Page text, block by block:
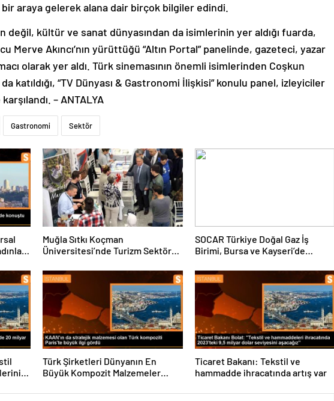
araya gelerek alana dair birçok bilgiler edindi.
değil, kültür ve sanat dünyasından da isimlerinin yer aldığı fuarda,
Merve Akıncı’nın yürüttüğü “Altın Portal” panelinde, gazeteci, yazar
olarak yer aldı. Türk sinemasının önemli isimlerinden Coşkun
katıldığı, “TV Dünyası & Gastronomi İlişkisi” konulu panel, izleyiciler
– ANTALYA
Gastronomi Sektör
Muğla Sıtkı Koçman
Üniversitesi’nde Turizm Sektörü
SOCAR Türkiye Doğal Gaz İş
Birimi, Bursa ve Kayseri’de
Türk Şirketleri Dünyanın En
Büyük Kompozit Malzemeler
Ticaret Bakanı: Tekstil ve
hammadde ihracatında artış var